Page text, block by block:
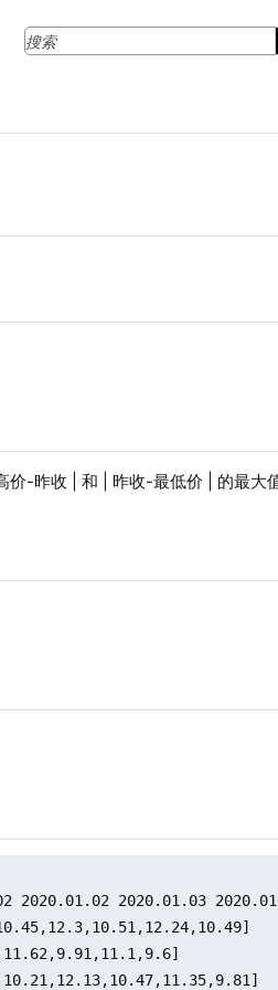
-昨收 | 和 | 昨收-最低价 | 的最大值
2020.01.02 2020.01.03